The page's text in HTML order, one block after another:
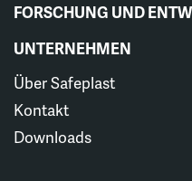
FORSCHUNG UND
UNTERNEHMEN
Über Safeplast
Kontakt
Downloads